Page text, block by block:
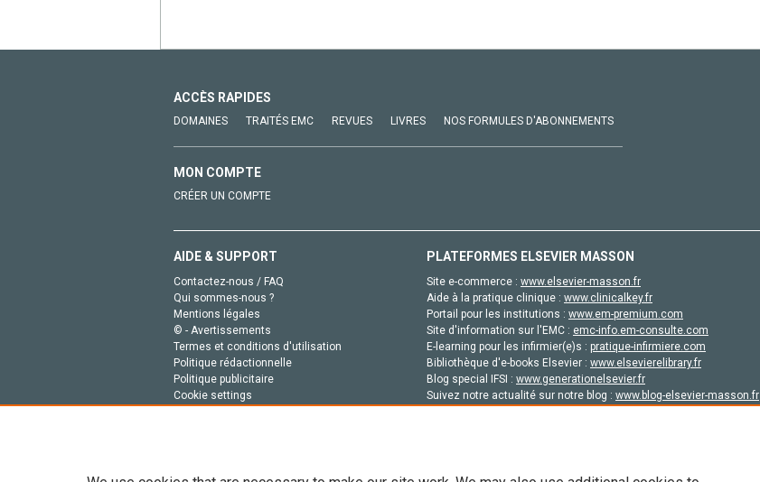
ACCÈS RAPIDES
DOMAINES TRAITÉS EMC REVUES LIVRES NOS FORMULES D'ABONNEMENTS
MON COMPTE
CRÉER UN COMPTE
AIDE & SUPPORT
Contactez-nous / FAQ
Qui sommes-nous ?
Mentions légales
© - Avertissements
Termes et conditions d'utilisation
Politique rédactionnelle
Politique publicitaire
Cookie settings
PLATEFORMES ELSEVIER MASSON
Site e-commerce : www.elsevier-masson.fr
Aide à la pratique clinique : www.clinicalkey.fr
Portail pour les institutions : www.em-premium.com
Site d'information sur l'EMC : emc-info.em-consulte.com
E-learning pour les infirmier(e)s : pratique-infirmiere.com
Bibliothèque d'e-books Elsevier : www.elsevierelibrary.fr
Blog special IFSI : www.generationelsevier.fr
Suivez notre actualité sur notre blog : www.blog-elsevier-masson.fr